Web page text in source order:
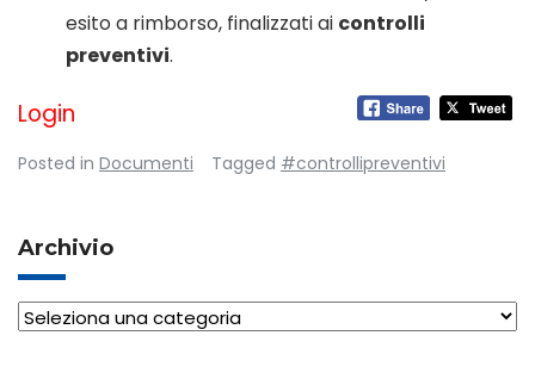
esito a rimborso, finalizzati ai controlli
preventivi.
Login
Posted in Documenti Tagged #controllipreventivi
Archivio
Archivio